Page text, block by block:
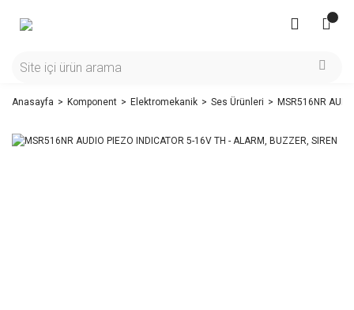
Anasayfa Komponent Elektromekanik Ses Ürünleri MSR516NR